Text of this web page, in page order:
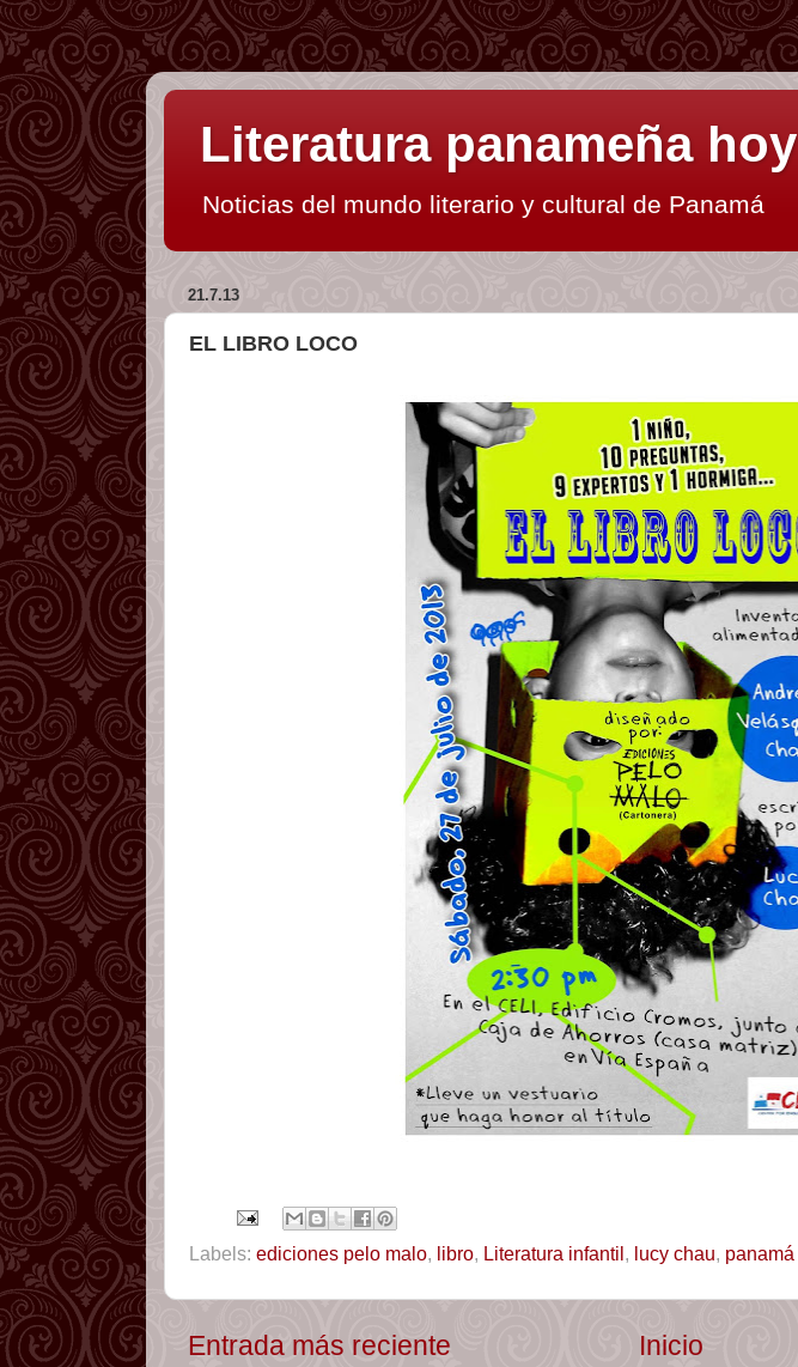
Literatura panameña hoy
Noticias del mundo literario y cultural de Panamá
21.7.13
EL LIBRO LOCO
Labels: ediciones pelo malo, libro, Literatura infantil, lucy chau, panamá
Entrada más reciente Inicio